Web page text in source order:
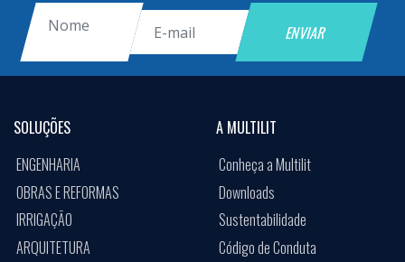
SOLUÇÕES
ENGENHARIA
OBRAS E REFORMAS
IRRIGAÇÃO
ARQUITETURA
A MULTILIT
Conheça a Multilit
Downloads
Sustentabilidade
Código de Conduta